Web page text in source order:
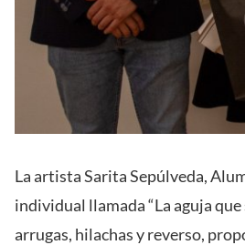
La artista Sarita Sepúlveda,
individual llamada “La aguja
arrugas, hilachas y reverso,